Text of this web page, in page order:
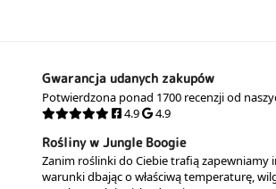
Gwarancja udanych zakupów
Potwierdzona ponad 1700 recenzji od
4.9
4.9
Rośliny w Jungle Boogie
Zanim roślinki do Ciebie trafią zapewniamy
warunki dbając o właściwą temperaturę,